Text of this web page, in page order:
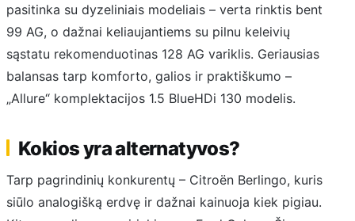
pasitinka su dyzeliniais modeliais – verta rinktis bent
99 AG, o dažnai keliaujantiems su pilnu keleivių
sąstatu rekomenduotinas 128 AG variklis. Geriausias
balansas tarp komforto, galios ir praktiškumo –
„Allure“ komplektacijos 1.5 BlueHDi 130 modelis.
Kokios yra alternatyvos?
Tarp pagrindinių konkurentų – Citroën Berlingo, kuris
siūlo analogišką erdvę ir dažnai kainuoja kiek pigiau.